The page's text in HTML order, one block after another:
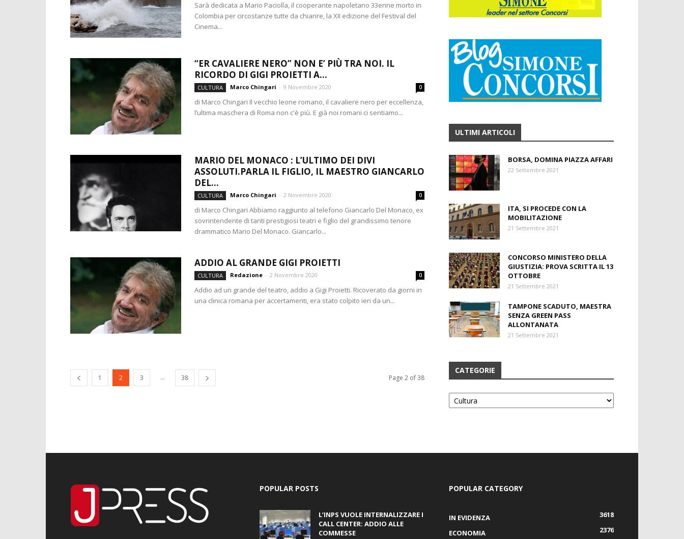
Sarà dedicata a Mario Paciolla, il cooperante napoletano 33enne morto in
Colombia per circostanze tutte da chiarire, la XII edizione del Festival del
Cinema...
“ER CAVALIERE NERO” NON E’ PIÙ TRA NOI. IL
RICORDO DI GIGI PROIETTI A...
CULTURA Marco Chingari - 9 Novembre 2020 0
di Marco Chingari Il vecchio leone romano, il cavaliere nero per eccellenza,
l’ultima maschera di Roma non c'è più. E già noi romani ci sentiamo...
MARIO DEL MONACO : L’ULTIMO DEI DIVI
ASSOLUTI.PARLA IL FIGLIO, IL MAESTRO GIANCARLO
DEL...
CULTURA Marco Chingari - 2 Novembre 2020 0
di Marco Chingari Abbiamo raggiunto al telefono Giancarlo Del Monaco, ex
sovrintendente di tanti prestigiosi teatri e figlio del grandissimo tenore
drammatico Mario Del Monaco. Giancarlo...
ADDIO AL GRANDE GIGI PROIETTI
CULTURA Redazione - 2 Novembre 2020 0
Addio ad un grande del teatro, addio a Gigi Proietti. Ricoverato da giorni in
una clinica romana per accertamenti, era stato colpito ieri da un...
1 2 3 ... 38 Page 2 of 38
ULTIMI ARTICOLI
BORSA, DOMINA PIAZZA AFFARI
22 Settembre 2021
ITA, SI PROCEDE CON LA
MOBILITAZIONE
21 Settembre 2021
CONCORSO MINISTERO DELLA
GIUSTIZIA: PROVA SCRITTA IL 13
OTTOBRE
21 Settembre 2021
TAMPONE SCADUTO, MAESTRA
SENZA GREEN PASS
ALLONTANATA
21 Settembre 2021
CATEGORIE
Categorie
POPULAR POSTS
L’INPS VUOLE INTERNALIZZARE I
CALL CENTER: ADDIO ALLE
COMMESSE
POPULAR CATEGORY
IN EVIDENZA
3618
ECONOMIA
2376